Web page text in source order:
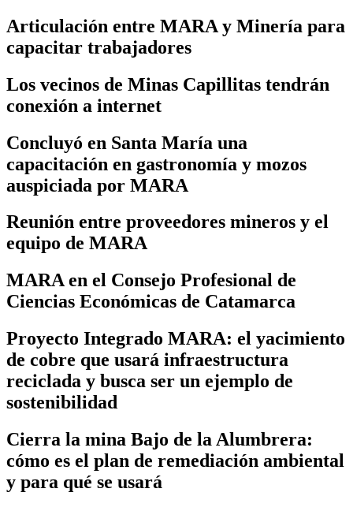
Articulación entre MARA y Minería para
capacitar trabajadores
Los vecinos de Minas Capillitas tendrán
conexión a internet
Concluyó en Santa María una
capacitación en gastronomía y mozos
auspiciada por MARA
Reunión entre proveedores mineros y el
equipo de MARA
MARA en el Consejo Profesional de
Ciencias Económicas de Catamarca
Proyecto Integrado MARA: el yacimiento
de cobre que usará infraestructura
reciclada y busca ser un ejemplo de
sostenibilidad
Cierra la mina Bajo de la Alumbrera:
cómo es el plan de remediación ambiental
y para qué se usará